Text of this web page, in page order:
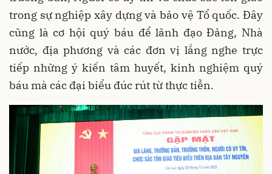
trong sự nghiệp xây dựng và bảo vệ Tổ quốc. Đây
cũng là cơ hội quý báu để lãnh đạo Đảng, Nhà
nước, địa phương và các đơn vị lắng nghe trực
tiếp những ý kiến tâm huyết, kinh nghiệm quý
báu mà các đại biểu đúc rút từ thực tiễn.